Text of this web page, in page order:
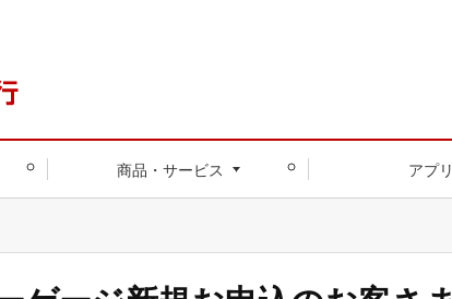
商品・サービス アプリ